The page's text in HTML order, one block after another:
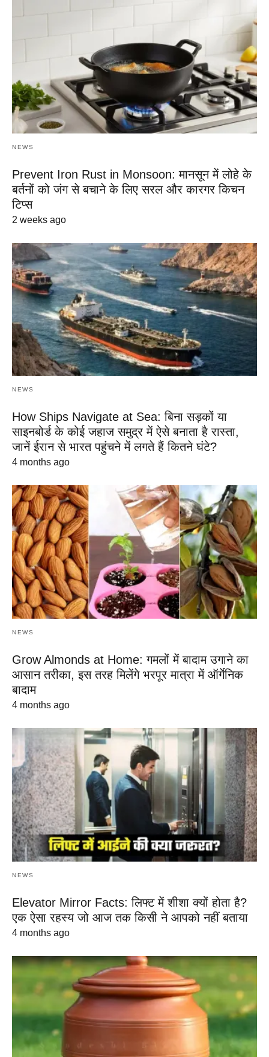
NEWS
Prevent Iron Rust in Monsoon: मानसून में लोहे के
बर्तनों को जंग से बचाने के लिए सरल और कारगर किचन
टिप्स
2 weeks ago
NEWS
How Ships Navigate at Sea: बिना सड़कों या
साइनबोर्ड के कोई जहाज समुद्र में ऐसे बनाता है रास्ता,
जानें ईरान से भारत पहुंचने में लगते हैं कितने घंटे?
4 months ago
NEWS
Grow Almonds at Home: गमलों में बादाम उगाने का
आसान तरीका, इस तरह मिलेंगे भरपूर मात्रा में ऑर्गेनिक
बादाम
4 months ago
NEWS
Elevator Mirror Facts: लिफ्ट में शीशा क्यों होता है?
एक ऐसा रहस्य जो आज तक किसी ने आपको नहीं बताया
4 months ago